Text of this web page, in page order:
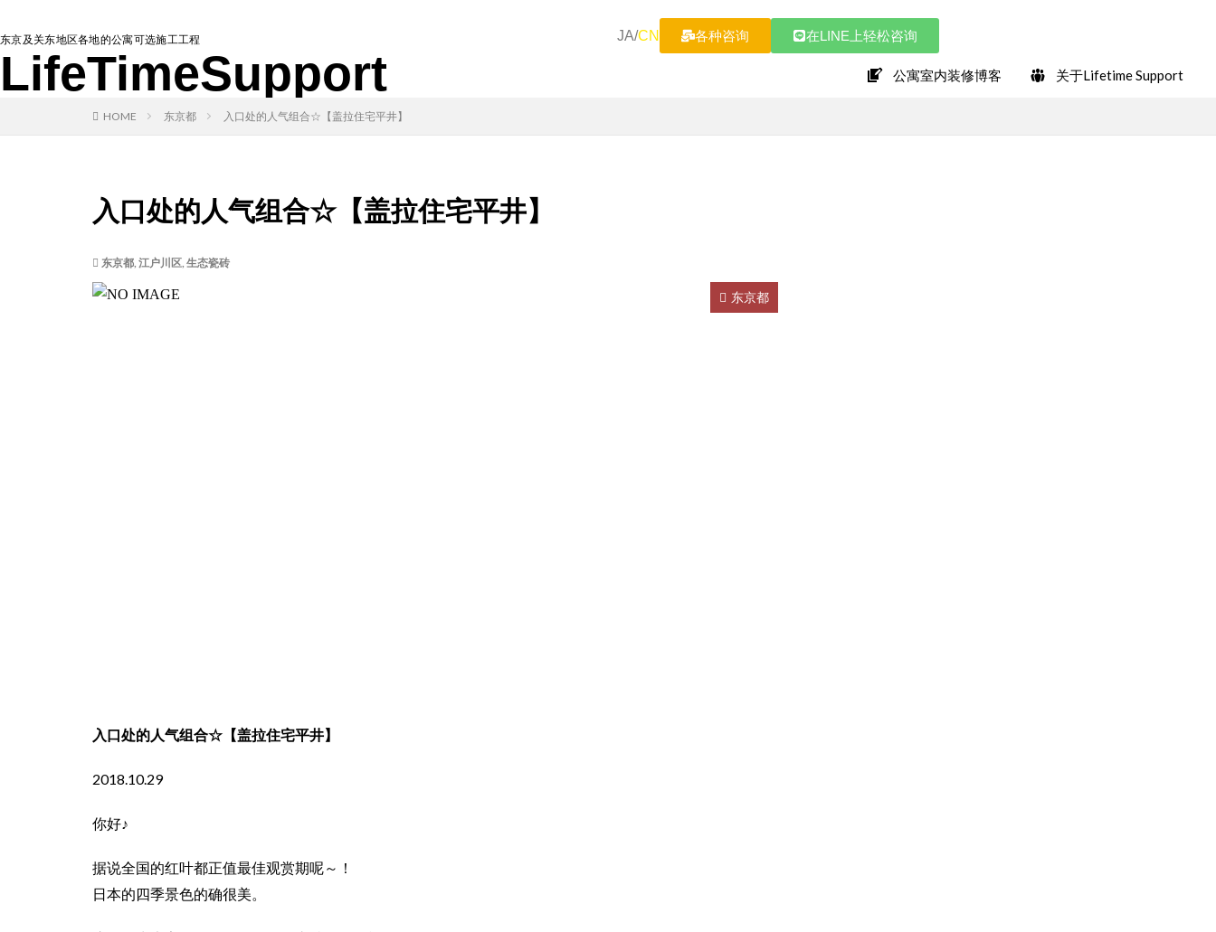
东京及关东地区各地的公寓可选施工工程
LifeTimeSupport
JA/CN 各种咨询 在LINE上轻松咨询
公寓室内装修博客 关于Lifetime Support
HOME 东京都 ⼊⼝处的人气组合☆【盖拉住宅平井】
⼊⼝处的人气组合☆【盖拉住宅平井】
东京都, 江户川区, 生态瓷砖
东京都
⼊⼝处的人气组合☆【盖拉住宅平井】
2018.10.29
你好♪
据说全国的红叶都正值最佳观赏期呢～！
日本的四季景色的确很美。